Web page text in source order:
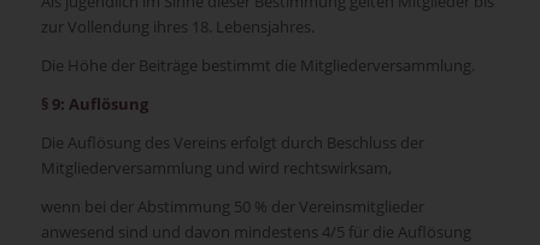
zur Vollendung ihres 18. Lebensjahres.
Die Höhe der Beiträge bestimmt die Mitgliederversammlung.
§ 9: Auflösung
Die Auflösung des Vereins erfolgt durch Beschluss der
Mitgliederversammlung und wird rechtswirksam,
wenn bei der Abstimmung 50 % der Vereinsmitglieder
anwesend sind und davon mindestens 4/5 für die Auflösung